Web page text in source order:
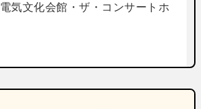
電気文化会館・ザ・コンサートホ